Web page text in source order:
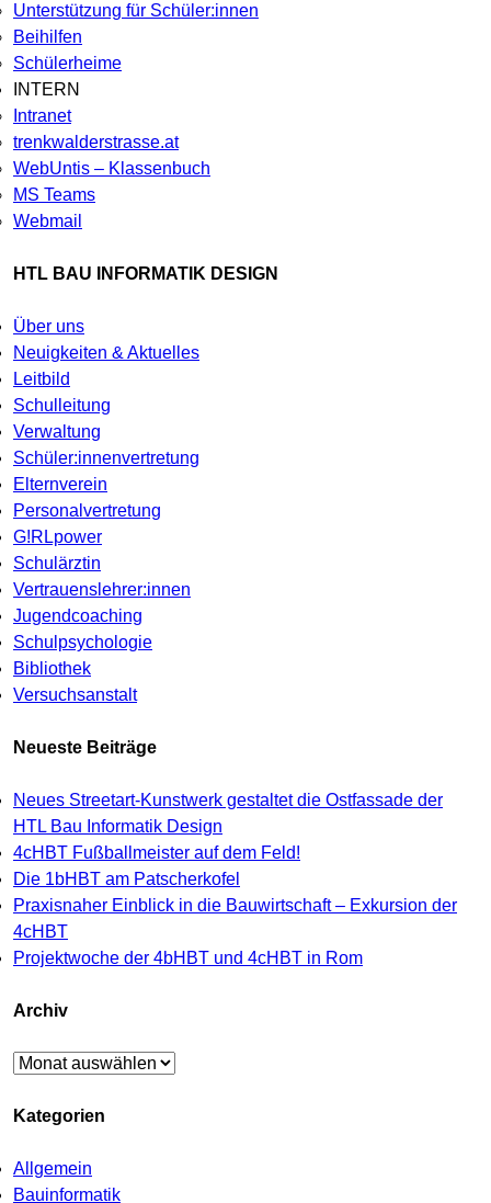
Unterstützung für Schüler:innen
Beihilfen
Schülerheime
INTERN
Intranet
trenkwalderstrasse.at
WebUntis – Klassenbuch
MS Teams
Webmail
HTL BAU INFORMATIK DESIGN
Über uns
Neuigkeiten & Aktuelles
Leitbild
Schulleitung
Verwaltung
Schüler:innenvertretung
Elternverein
Personalvertretung
G!RLpower
Schulärztin
Vertrauenslehrer:innen
Jugendcoaching
Schulpsychologie
Bibliothek
Versuchsanstalt
Neueste Beiträge
Neues Streetart-Kunstwerk gestaltet die Ostfassade der
HTL Bau Informatik Design
4cHBT Fußballmeister auf dem Feld!
Die 1bHBT am Patscherkofel
Praxisnaher Einblick in die Bauwirtschaft – Exkursion der
4cHBT
Projektwoche der 4bHBT und 4cHBT in Rom
Archiv
Archiv
Kategorien
Allgemein
Bauinformatik